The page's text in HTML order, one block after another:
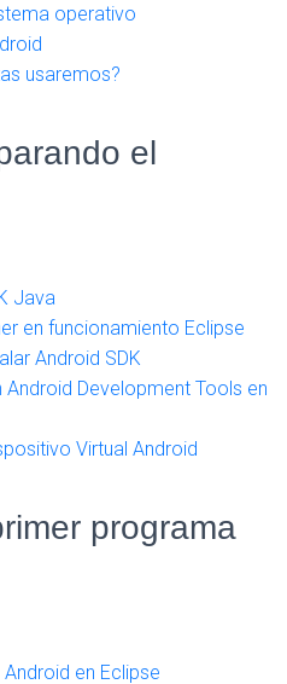
operativo
usaremos?
el
Java
en funcionamiento Eclipse
Android SDK
Android Development Tools en
Virtual Android
programa
en Eclipse